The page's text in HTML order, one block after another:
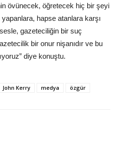
övünecek, öğretecek hiç bir şeyi
hapse atanlara karşı
gazeteciliğin bir suç
bir onur nişanıdır ve bu
diye konuştu.
John Kerry medya özgür